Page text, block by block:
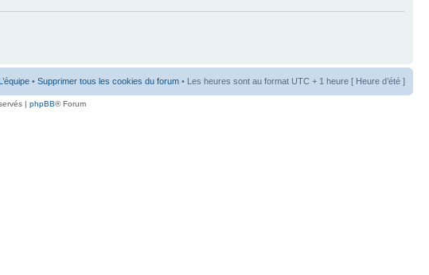
L’équipe • Supprimer tous les cookies du forum • Les heures sont au format UTC + 1 heure [ Heure d’été ]
| phpBB® Forum